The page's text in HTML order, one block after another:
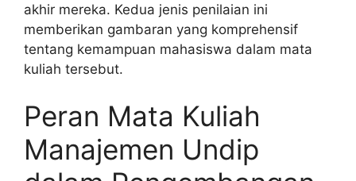
akhir mereka. Kedua jenis penilaian ini
memberikan gambaran yang komprehensif
tentang kemampuan mahasiswa dalam mata
kuliah tersebut.
Peran Mata Kuliah
Manajemen Undip